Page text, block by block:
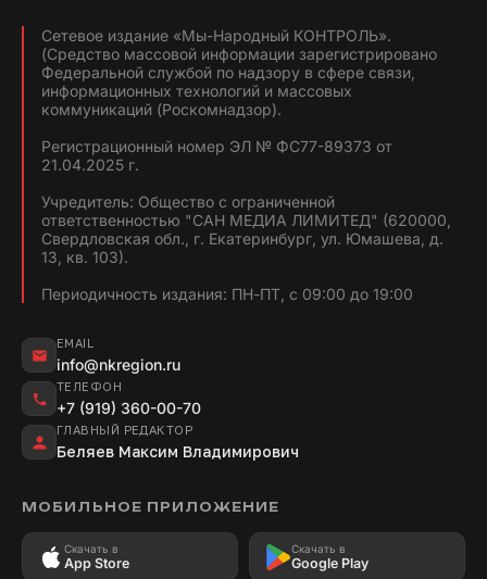
Сетевое издание «Мы-Народный КОНТРОЛЬ».
(Средство массовой информации зарегистрировано
Федеральной службой по надзору в сфере связи,
информационных технологий и массовых
коммуникаций (Роскомнадзор).
Регистрационный номер ЭЛ № ФС77-89373 от
21.04.2025 г.
Учредитель: Общество с ограниченной
ответственностью "САН МЕДИА ЛИМИТЕД" (620000,
Свердловская обл., г. Екатеринбург, ул. Юмашева, д.
13, кв. 103).
Периодичность издания: ПН-ПТ, с 09:00 до 19:00
EMAIL
info@nkregion.ru
ТЕЛЕФОН
+7 (919) 360-00-70
ГЛАВНЫЙ РЕДАКТОР
Беляев Максим Владимирович
МОБИЛЬНОЕ ПРИЛОЖЕНИЕ
Скачать в
App Store
Скачать в
Google Play